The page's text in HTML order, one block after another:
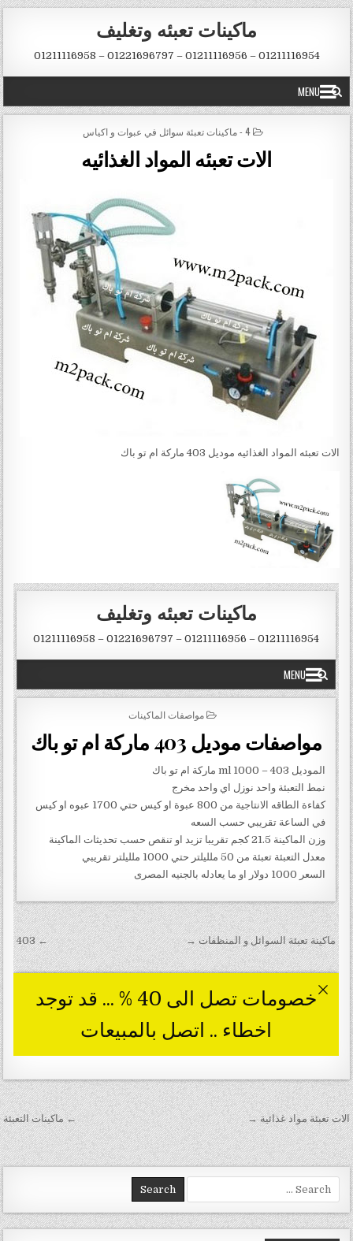
Skip to content
ماكينات تعبئه وتغليف
01211116954 – 01211116956 – 01221696797 – 01211116958
MENU
POSTED IN
4 - ماكينات تعبئة سوائل في عبوات و اكياس
الات تعبئه المواد الغذائيه
الات تعبئه المواد الغذائيه موديل 403 ماركة ام تو باك
تصفّح المقالات ← ماكينات التعبئة الات تعبئة مواد غذائية →
Search for: